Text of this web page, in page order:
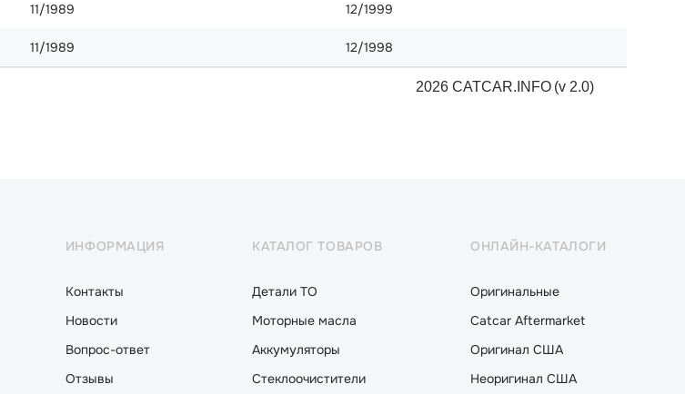
11/1989 12/1999
11/1989 12/1998
2026 CATCAR.INFO (v 2.0)
ИНФОРМАЦИЯ
Контакты
Новости
Вопрос-ответ
Отзывы
КАТАЛОГ ТОВАРОВ
Детали ТО
Моторные масла
Аккумуляторы
Стеклоочистители
ОНЛАЙН-КАТАЛОГИ
Оригинальные
Catcar Aftermarket
Оригинал США
Неоригинал США